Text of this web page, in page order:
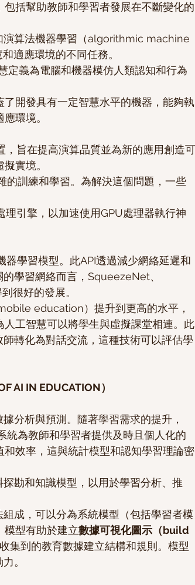
括幫助教師和學習者發展在不斷變化的
演算法機器學習（algorithmic machine
適應環境的不同任務。
定義為電腦和機器模仿人類認知和行為
開發具有一定智慧水平的機器，能夠執
環境。
實境。
引擎，以加速使用GPU處理器執行神
學習模型。此API透過減少網絡延遲和
學習網絡而言，SqueezeNet、
很好的發展。
工智慧可以將學生與虛擬課堂相連。此
轉化為對話交流，這種技術可以評估學
AI IN EDUCATION）
分析與預測。隨著學習需求的提升，
為教師和學習者提供及時且個人化的
效率，這與統計模型和認知學習理論密
勘和知識模型，以用於學習分析、推
成，可以分為系統模型（包括學習者模
模型有助於建立數據可視化圖示（build
集到的教育數據建立結構和規則。模型
。